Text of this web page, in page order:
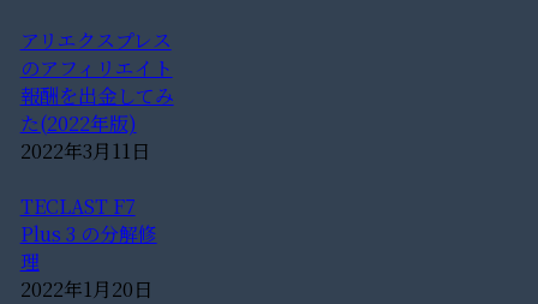
アリエクスプレス
のアフィリエイト
報酬を出金してみ
た(2022年版)
2022年3月11日
TECLAST F7
Plus 3 の分解修
理
2022年1月20日